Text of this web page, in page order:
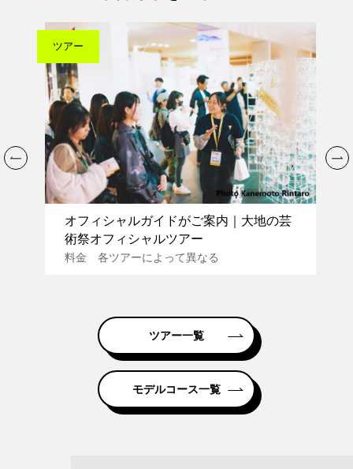
オフィシャルガイドがご案内｜大地の芸
術祭オフィシャルツアー
料金 各ツアーによって異なる
モデルコー
ツアー一覧
モデルコース一覧